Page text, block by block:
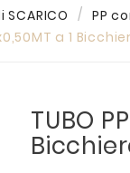
PP
a 1
TUBO